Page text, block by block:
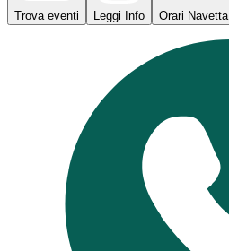
Trova eventi Leggi Info Orari Navetta